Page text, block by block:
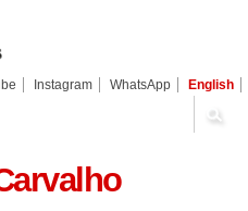
Instagram WhatsApp English